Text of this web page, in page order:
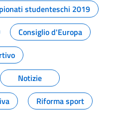
studenteschi 2019
Consiglio d'Europa
Notizie
Riforma sport